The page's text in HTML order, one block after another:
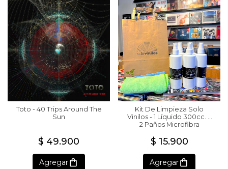
Toto - 40 Trips Around The
Sun
$ 49.900
Agregar
Kit De Limpieza Solo
Vinilos - 1 Líquido 300cc. +
2 Paños Microfibra
$ 15.900
Agregar